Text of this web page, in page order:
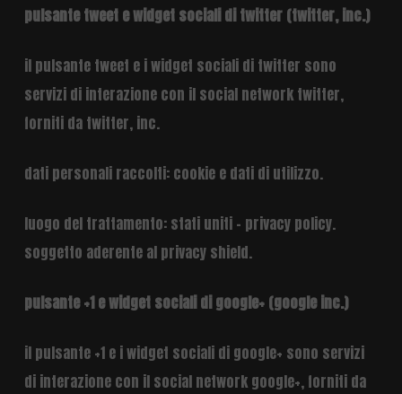
pulsante tweet e widget sociali di twitter (twitter, inc.)
il pulsante tweet e i widget sociali di twitter sono
servizi di interazione con il social network twitter,
forniti da twitter, inc.
dati personali raccolti: cookie e dati di utilizzo.
luogo del trattamento: stati uniti – privacy policy.
soggetto aderente al privacy shield.
pulsante +1 e widget sociali di google+ (google inc.)
il pulsante +1 e i widget sociali di google+ sono servizi
di interazione con il social network google+, forniti da